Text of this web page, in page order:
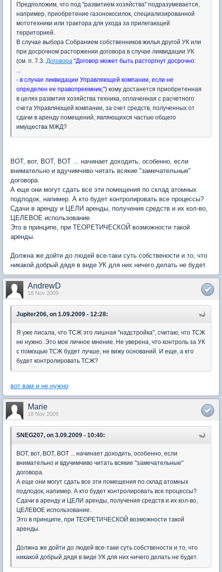
Предположим, что под "развитием хозяйства" подразумевается,
например, приобретение газонокосилок, специализированной
мототехники или трактора для ухода за прилегающей
территорией.
В случае выбора Собранием собственников жилья другой УК или
при досрочном расторжении договора в случае ликвидации УК
(см. п. 7.3. Договора "Договор может быть расторгнут досрочно:
- в случае ликвидации Управляющей компании, если не
определен ее правопреемник;") кому достанется приобретенная
в целях развития хозяйства техника, оплаченная с расчетного
счета Управляющей компании, за счет средств, полученных от
сдачи в аренду помещений, являющихся частью общего
имущества МЖД?
ВОТ, вот, ВОТ, ВОТ ... начинает доходить, особенно, если
внимательно и вдучимчиво читать всякие "замечательные"
договора.
А еще они могут сдать все эти помещения по склад атомных
подлодок, напимер. А кто будет контролировать все процессы?
Сдачи в аренду и ЦЕЛИ аренды, получения средств и их кол-во,
ЦЕЛЕВОЕ использование.
Это в принципе, при ТЕОРЕТИЧЕСКОЙ возможности такой
аренды.
Должна же дойти до людей все-таки суть собствености и то, что
никакой добрый дядя в виде УК для них ничего делать не будет.
AndrewD
18 Nov 2009
Jupiter206, on 1.09.2009 - 12:28:
Я уже писала, что ТСЖ это лишная "надстройка", считаю, что ТСЖ
не нужно. Это мое личное мнение. Не уверена, что контроль за УК
с помощью ТСЖ будет лучше, не вижу оснований. И еще, а кто
будет контролировать ТСЖ?
вот вам и не нужно
Marie
18 Nov 2009
SNEG207, on 3.09.2009 - 10:40:
ВОТ, вот, ВОТ, ВОТ ... начинает доходить, особенно, если
внимательно и вдучимчиво читать всякие "замечательные"
договора.
А еще они могут сдать все эти помещения по склад атомных
подлодок, напимер. А кто будет контролировать все процессы?
Сдачи в аренду и ЦЕЛИ аренды, получения средств и их кол-во,
ЦЕЛЕВОЕ использование.
Это в принципе, при ТЕОРЕТИЧЕСКОЙ возможности такой
аренды.
Должна же дойти до людей все-таки суть собствености и то, что
никакой добрый дядя в виде УК для них ничего делать не будет.